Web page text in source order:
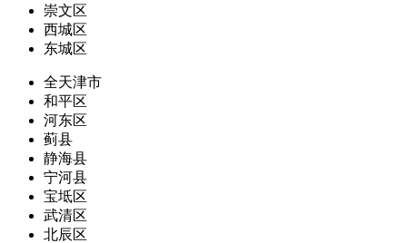
崇文区
西城区
东城区
全天津市
和平区
河东区
蓟县
静海县
宁河县
宝坻区
武清区
北辰区